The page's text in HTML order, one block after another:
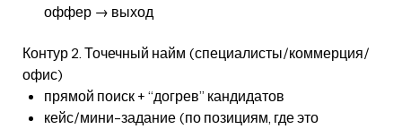
оффер → выход
Контур 2. Точечный найм (специалисты/коммерция/
офис)
прямой поиск + “догрев” кандидатов
кейс/мини-задание (по позициям, где это